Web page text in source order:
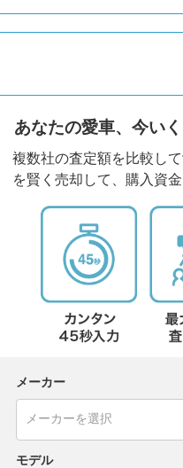
あなたの愛車、今いく
複数社の査定額を比較し
を賢く売却して、購入資
メーカー
モデル